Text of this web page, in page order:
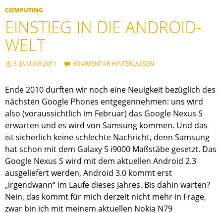
COMPUTING
EINSTIEG IN DIE ANDROID-
WELT
3. JANUAR 2011 KOMMENTAR HINTERLASSEN
Ende 2010 durften wir noch eine Neuigkeit bezüglich des
nächsten Google Phones entgegennehmen: uns wird
also (voraussichtlich im Februar) das Google Nexus S
erwarten und es wird von Samsung kommen. Und das
ist sicherlich keine schlechte Nachricht, denn Samsung
hat schon mit dem Galaxy S i9000 Maßstäbe gesetzt. Das
Google Nexus S wird mit dem aktuellen Android 2.3
ausgeliefert werden, Android 3.0 kommt erst
„irgendwann“ im Laufe dieses Jahres. Bis dahin warten?
Nein, das kommt für mich derzeit nicht mehr in Frage,
zwar bin ich mit meinem aktuellen Nokia N79